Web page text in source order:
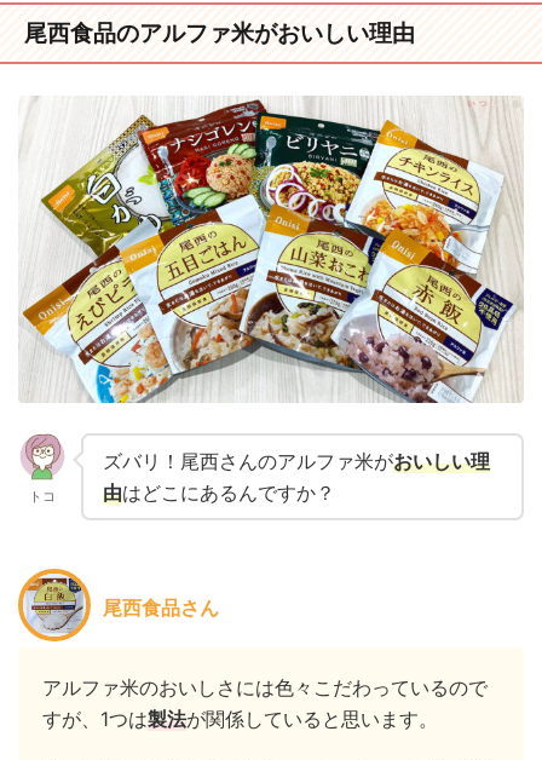
尾西食品のアルファ米がおいしい理由
トコ
ズバリ！尾西さんのアルファ米がおいしい理
由はどこにあるんですか？
尾西食品さん
アルファ米のおいしさには色々こだわっているので
すが、1つは製法が関係していると思います。